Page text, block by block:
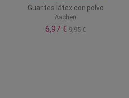
Guantes látex con polvo
Aachen
6,97 €9,95 €